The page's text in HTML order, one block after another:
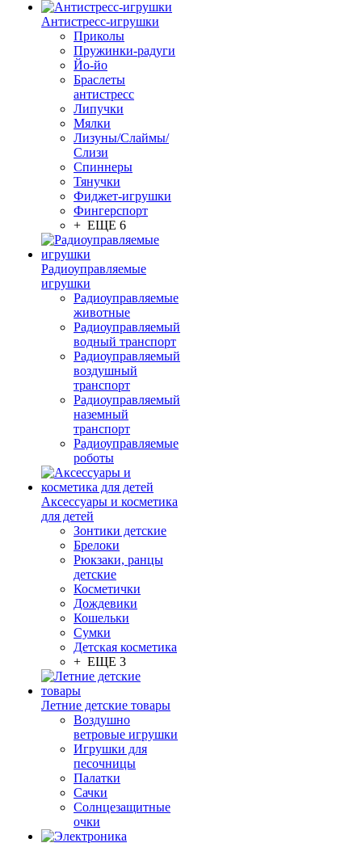
Антистресс-игрушки
Приколы
Пружинки-радуги
Йо-йо
Браслеты
антистресс
Липучки
Мялки
Лизуны/Слаймы/
Слизи
Спиннеры
Тянучки
Фиджет-игрушки
Фингерспорт
+ ЕЩЕ 6
Радиоуправляемые
игрушки
Радиоуправляемые
животные
Радиоуправляемый
водный транспорт
Радиоуправляемый
воздушный
транспорт
Радиоуправляемый
наземный
транспорт
Радиоуправляемые
роботы
Аксессуары и косметика
для детей
Зонтики детские
Брелоки
Рюкзаки, ранцы
детские
Косметички
Дождевики
Кошельки
Сумки
Детская косметика
+ ЕЩЕ 3
Летние детские товары
Воздушно
ветровые игрушки
Игрушки для
песочницы
Палатки
Сачки
Солнцезащитные
очки